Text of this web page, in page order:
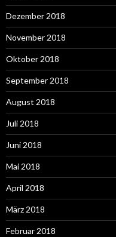
Dezember 2018
November 2018
Oktober 2018
September 2018
August 2018
Juli 2018
Juni 2018
Mai 2018
April 2018
März 2018
Februar 2018